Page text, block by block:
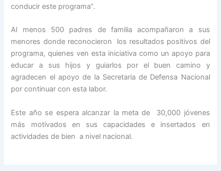
conducir este programa”.
Al menos 500 padres de familia acompañaron a sus
menores donde reconocieron los resultados positivos del
programa, quienes ven esta iniciativa como un apoyo para
educar a sus hijos y guiarlos por el buen camino y
agradecen el apoyo de la Secretaria de Defensa Nacional
por continuar con esta labor.
Este año se espera alcanzar la meta de 30,000 jóvenes
más motivados en sus capacidades e insertados en
actividades de bien a nivel nacional.